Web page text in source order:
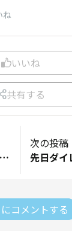
ね
いいね
共有する
おはようございます☀ 朝、暫く走行したらナビに表示されました。ご当地の方々、ご安全に‼️
次の投稿
コメントする